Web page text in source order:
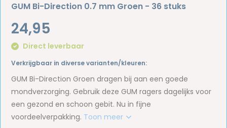
GUM Bi-Direction 0.7 mm Groen - 36 stuks
24,95
Direct leverbaar
Verkrijgbaar in diverse varianten/kleuren:
GUM Bi-Direction Groen dragen bij aan een goede
mondverzorging. Gebruik deze GUM ragers dagelijks voor
een gezond en schoon gebit. Nu in fijne
voordeelverpakking. Toon meer